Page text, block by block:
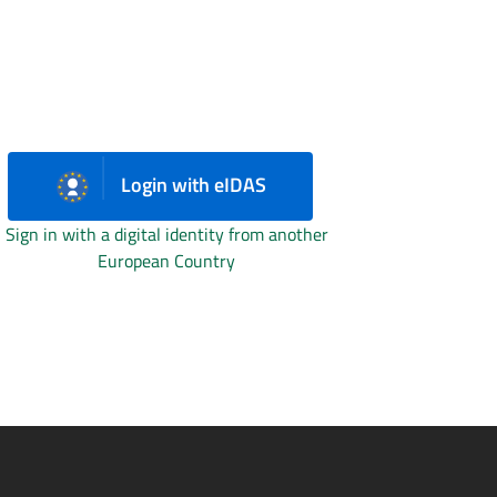
Login with eIDAS
Sign in with a digital identity from another
European Country